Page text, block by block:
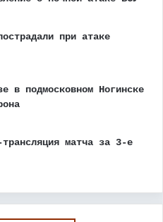
при атаке
в подмосковном Ногинске
матча за 3-е